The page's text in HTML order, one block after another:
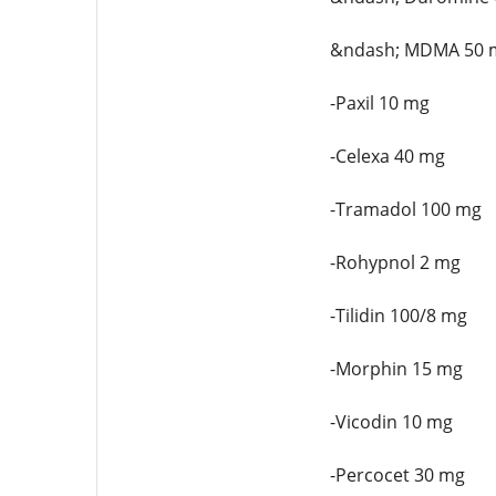
&ndash; MDMA 50
-Paxil 10 mg
-Celexa 40 mg
-Tramadol 100 mg
-Rohypnol 2 mg
-Tilidin 100/8 mg
-Morphin 15 mg
-Vicodin 10 mg
-Percocet 30 mg